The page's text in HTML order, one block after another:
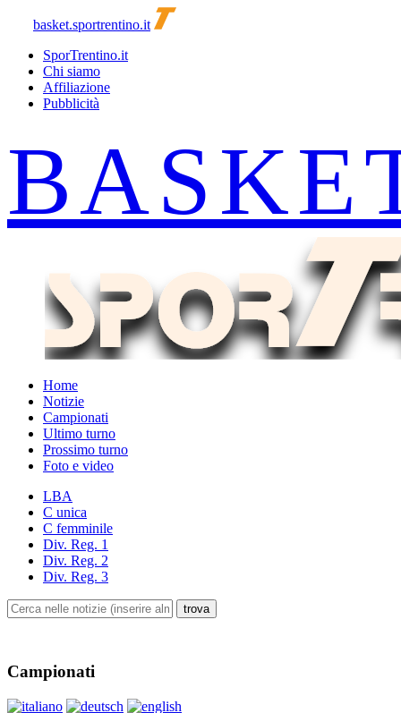
basket.sportrentino.it
SporTrentino.it
Chi siamo
Affiliazione
Pubblicità
Home
Notizie
Campionati
Ultimo turno
Prossimo turno
Foto e video
LBA
C unica
C femminile
Div. Reg. 1
Div. Reg. 2
Div. Reg. 3
Campionati